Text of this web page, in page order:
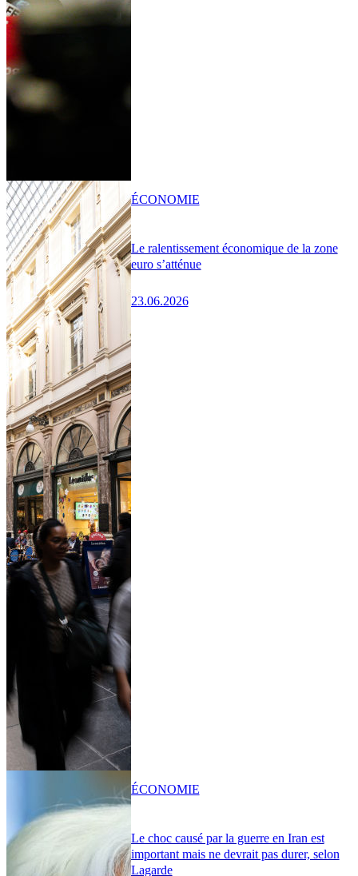
Le ralentissement économique de la zone
euro s’atténue
23.06.2026
ÉCONOMIE
Le choc causé par la guerre en Iran est
important mais ne devrait pas durer, selon
Lagarde
ÉCONOMIE